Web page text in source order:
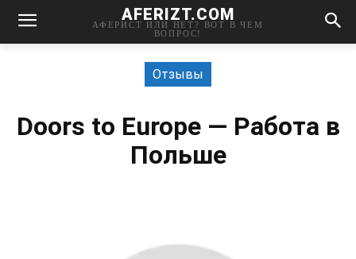
AFERIZT.COM
АФЕРИСТ ИЛИ НЕТ? ВОТ В ЧЕМ
ВОПРОС!
Отзывы
Doors to Europe — Работа в
Польше